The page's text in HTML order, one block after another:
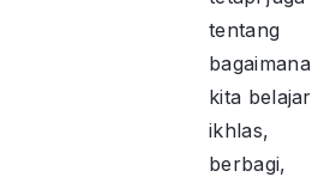
tentang
bagaimana
kita belajar
ikhlas,
berbagi,